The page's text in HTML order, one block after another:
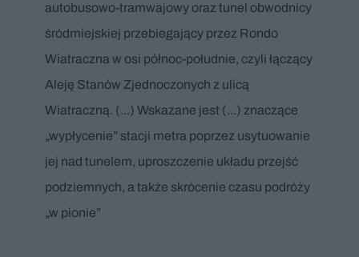
autobusowo-tramwajowy oraz tunel obwodnicy
śródmiejskiej przebiegający przez Rondo
Wiatraczna w osi północ-południe, czyli łączący
Aleję Stanów Zjednoczonych z ulicą
Wiatraczną. (...) Wskazane jest (...) znaczące
„wypłycenie” stacji metra poprzez usytuowanie
jej nad tunelem, uproszczenie układu przejść
podziemnych, a także skrócenie czasu podróży
„w pionie”